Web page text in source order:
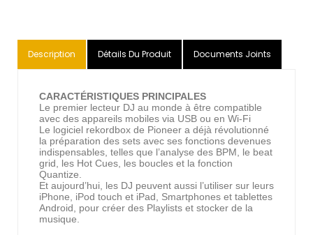
Description Détails Du Produit Documents Joints
CARACTÉRISTIQUES PRINCIPALES
Le premier lecteur DJ au monde à être compatible
avec des appareils mobiles via USB ou en Wi-Fi
Le logiciel rekordbox de Pioneer a déjà révolutionné
la préparation des sets avec ses fonctions devenues
indispensables, telles que l’analyse des BPM, le beat
grid, les Hot Cues, les boucles et la fonction
Quantize.
Et aujourd’hui, les DJ peuvent aussi l’utiliser sur leurs
iPhone, iPod touch et iPad, Smartphones et tablettes
Android, pour créer des Playlists et stocker de la
musique.